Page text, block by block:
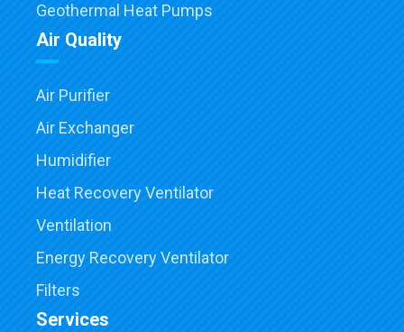
Geothermal Heat Pumps
Air Quality
Air Purifier
Air Exchanger
Humidifier
Heat Recovery Ventilator
Ventilation
Energy Recovery Ventilator
Filters
Services